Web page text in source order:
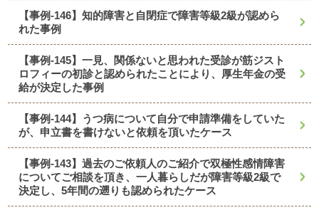
【事例-146】知的障害と自閉症で障害等級2級が認めら
れた事例
【事例-145】一見、関係ないと思われた受診が筋ジスト
ロフィーの初診と認められたことにより、厚生年金の受
給が決定した事例
【事例-144】うつ病について自分で申請準備をしていた
が、申立書を書けないと依頼を頂いたケース
【事例-143】過去のご依頼人のご紹介で双極性感情障害
についてご相談を頂き、一人暮らしだが障害等級2級で
決定し、5年間の遡りも認められたケース